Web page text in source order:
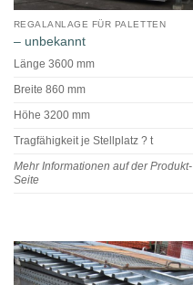
REGALANLAGE FÜR PALETTEN
– unbekannt
Länge 3600 mm
Breite 860 mm
Höhe 3200 mm
Tragfähigkeit je Stellplatz ? t
Mehr Informationen auf der Produkt-
Seite